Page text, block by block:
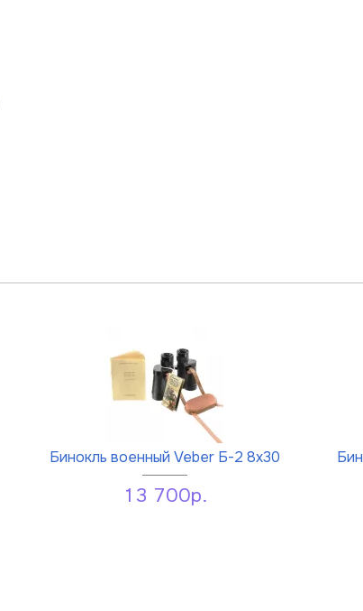
Бинокль военный Veber Б-2 8x30
13 700р.